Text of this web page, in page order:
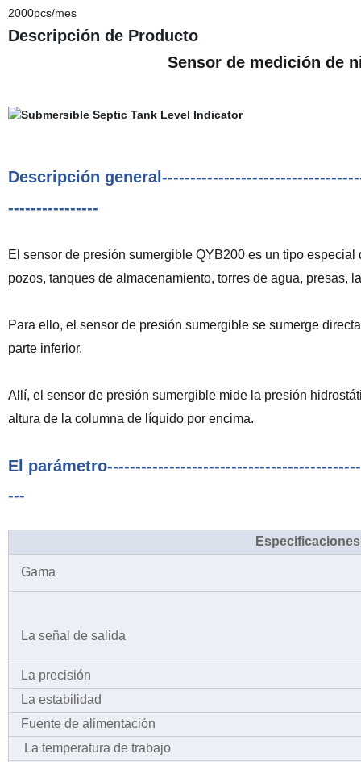
2000pcs/mes
Descripción de Producto
Sensor de medición de
Descripción
----------------
El sensor de presión sumergible QYB200 es un tipo
pozos, tanques de almacenamiento, torres de agua, presas,
Para ello, el sensor de presión sumergible se sumerge
parte inferior.
Allí, el sensor de presión sumergible mide la presión
altura de la columna de líquido por encima.
El
---
Gama
La señal de salida
La precisión
La estabilidad
Fuente de alimentación
La temperatura de trabajo